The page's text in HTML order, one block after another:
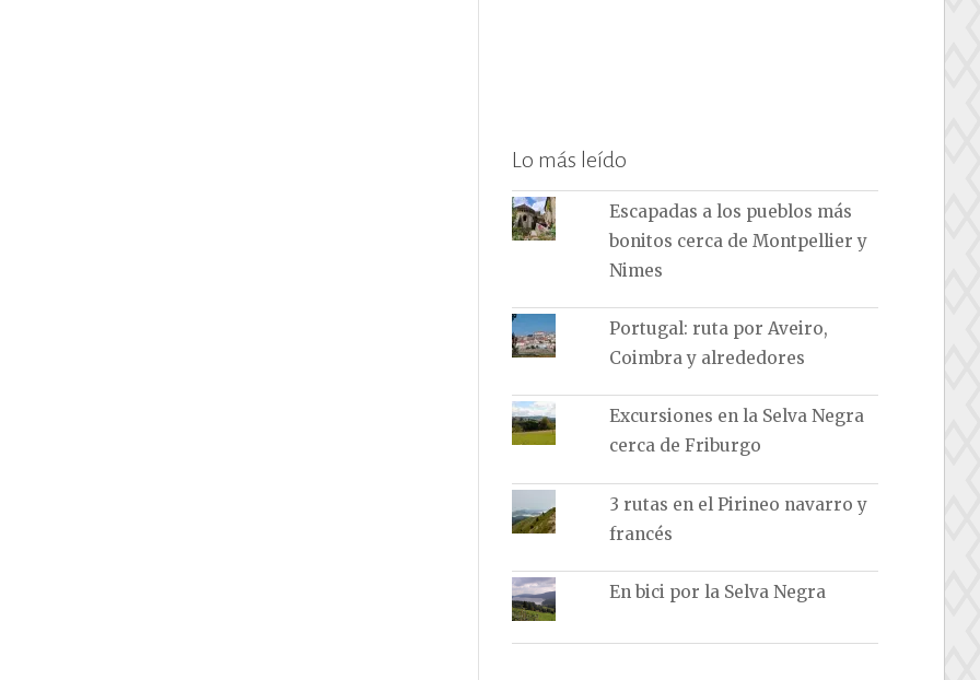
Lo más leído
Escapadas a los pueblos más
bonitos cerca de Montpellier y
Nimes
Portugal: ruta por Aveiro,
Coimbra y alrededores
Excursiones en la Selva Negra
cerca de Friburgo
3 rutas en el Pirineo navarro y
francés
En bici por la Selva Negra